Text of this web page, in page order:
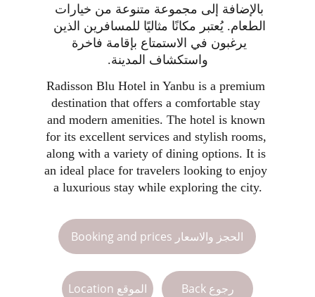
Back رجوع
بالإضافة إلى مجموعة متنوعة من خيارات
الطعام. يُعتبر مكانًا مثاليًا للمسافرين الذين
يرغبون في الاستمتاع بإقامة فاخرة
واستكشاف المدينة.
Radisson Blu Hotel in Yanbu is a premium
destination that offers a comfortable stay
and modern amenities. The hotel is known
for its excellent services and stylish rooms,
along with a variety of dining options. It is
an ideal place for travelers looking to enjoy
a luxurious stay while exploring the city.
Location الموقع
Booking and prices الحجز والاسعار